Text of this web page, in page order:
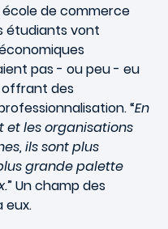
école de commerce
étudiants vont
pas - ou peu - eu
offrant des
“En
les organisations
ils sont plus
grande palette
” Un champ des
eux.